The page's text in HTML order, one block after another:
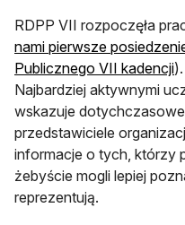
RDPP VII rozpoczęła
nami pierwsze
Publicznego VII kadencji
Najbardziej aktywnymi
wskazuje
przedstawiciele
informacje o tych, którzy
żebyście mogli lepiej
reprezentują.